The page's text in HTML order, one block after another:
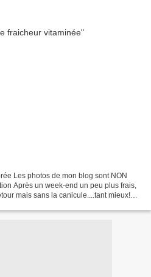
Les photos de mon blog sont NON
Après un week-end un peu plus frais,
mais sans la canicule....tant mieux!